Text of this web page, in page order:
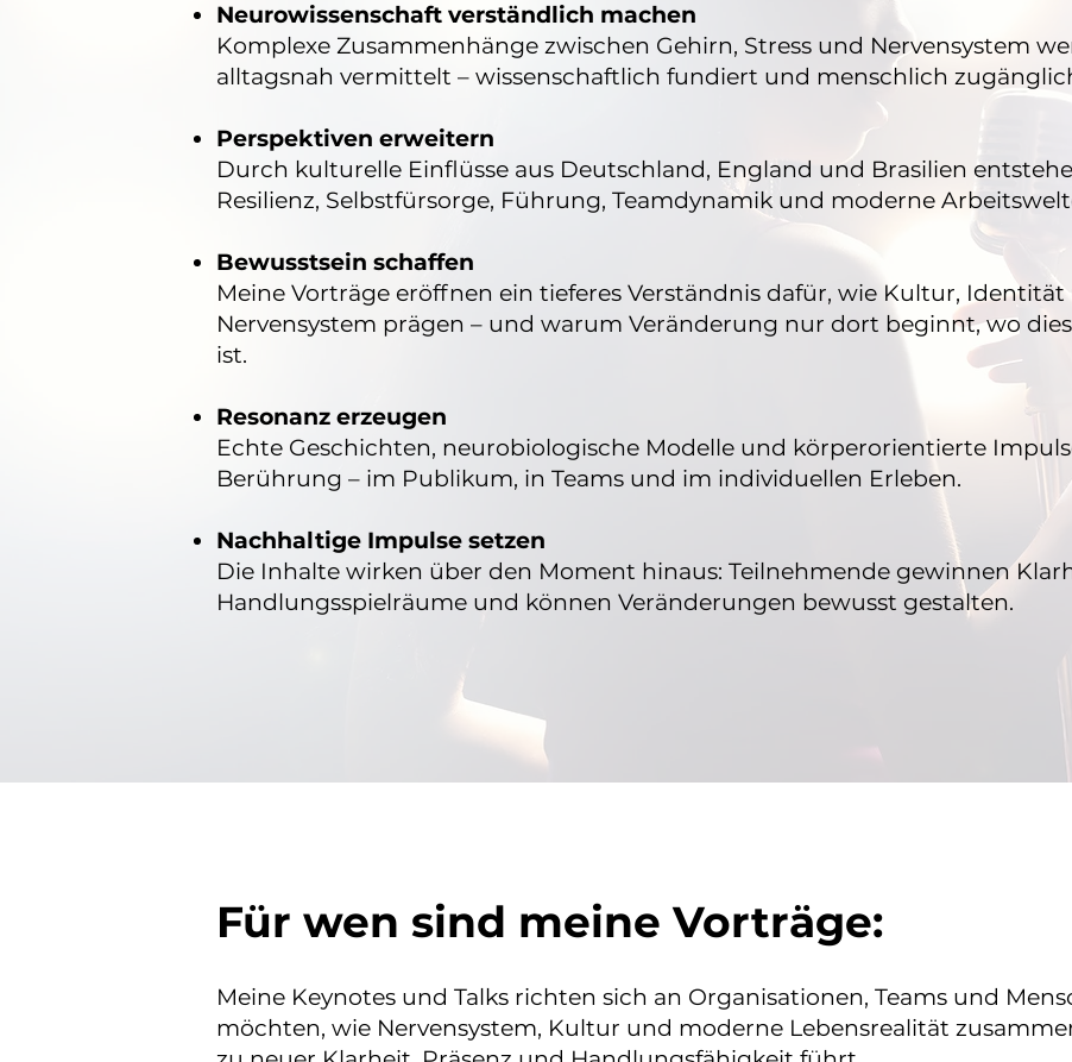
Neurowissenschaft verständlich machen
Komplexe Zusammenhänge zwischen Gehirn, Stress und Nervensystem
alltagsnah vermittelt – wissenschaftlich fundiert und menschlich
Perspektiven erweitern
Durch kulturelle Einflüsse aus Deutschland, England und Brasilien
Resilienz, Selbstfürsorge, Führung, Teamdynamik und moderne
Bewusstsein schaffen
Meine Vorträge eröffnen ein tieferes Verständnis dafür, wie Kultur,
Nervensystem prägen – und warum Veränderung nur dort beginnt, wo
ist.
Resonanz erzeugen
Echte Geschichten, neurobiologische Modelle und körperorientierte
Berührung – im Publikum, in Teams und im individuellen Erleben.
Nachhaltige Impulse setzen
Die Inhalte wirken über den Moment hinaus: Teilnehmende gewinnen
Handlungsspielräume und können Veränderungen bewusst gestalten.
Für wen sind meine Vorträge:
Meine Keynotes und Talks richten sich an Organisationen, Teams und
möchten, wie Nervensystem, Kultur und moderne Lebensrealität